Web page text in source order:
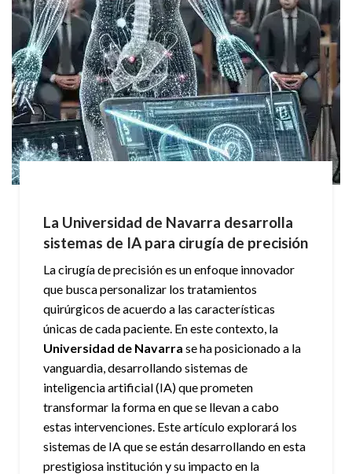
La Universidad de Navarra desarrolla
sistemas de IA para cirugía de precisión
La cirugía de precisión es un enfoque innovador
que busca personalizar los tratamientos
quirúrgicos de acuerdo a las características
únicas de cada paciente. En este contexto, la
Universidad de Navarra se ha posicionado a la
vanguardia, desarrollando sistemas de
inteligencia artificial (IA) que prometen
transformar la forma en que se llevan a cabo
estas intervenciones. Este artículo explorará los
sistemas de IA que se están desarrollando en esta
prestigiosa institución y su impacto en la